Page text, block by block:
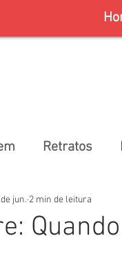
Retratos
jun. 2 min de leitura
5 estrelas.